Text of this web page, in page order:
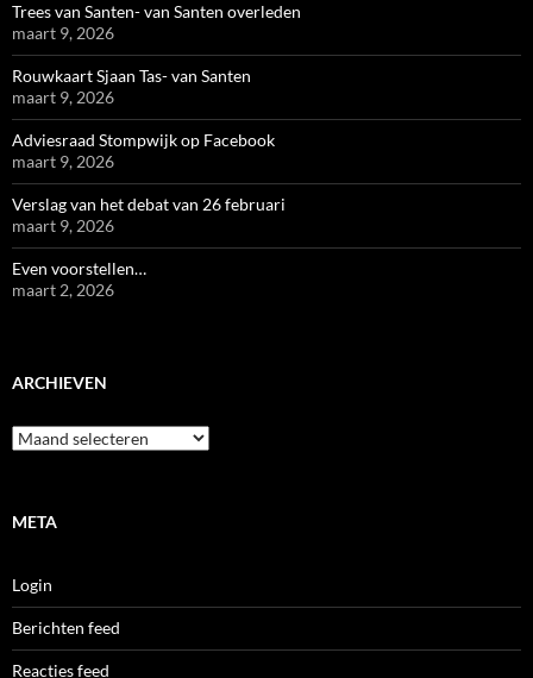
Trees van Santen- van Santen overleden
maart 9, 2026
Rouwkaart Sjaan Tas- van Santen
maart 9, 2026
Adviesraad Stompwijk op Facebook
maart 9, 2026
Verslag van het debat van 26 februari
maart 9, 2026
Even voorstellen…
maart 2, 2026
ARCHIEVEN
Archieven
META
Login
Berichten feed
Reacties feed